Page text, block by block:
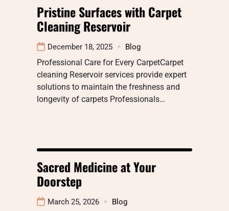
Pristine Surfaces with Carpet
Cleaning Reservoir
December 18, 2025 Blog
Professional Care for Every CarpetCarpet
cleaning Reservoir services provide expert
solutions to maintain the freshness and
longevity of carpets Professionals…
Sacred Medicine at Your
Doorstep
March 25, 2026 Blog